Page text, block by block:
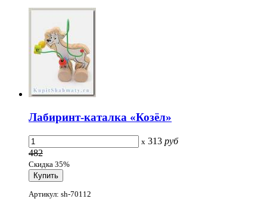
Лабиринт-каталка «Козёл»
x 313 руб
482
Скидка 35%
Артикул: sh-70112